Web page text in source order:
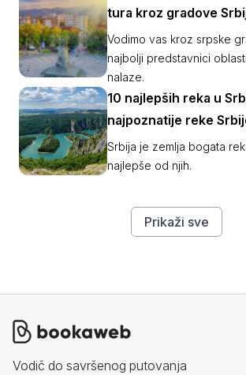
tura kroz gradove
Vodimo vas kroz srpske
najbolji predstavnici
nalaze.
10 najlepših reka u
najpoznatije reke
Srbija je zemlja bogata
najlepše od njih.
Prikaži sve
Vodič do savršenog putovanja